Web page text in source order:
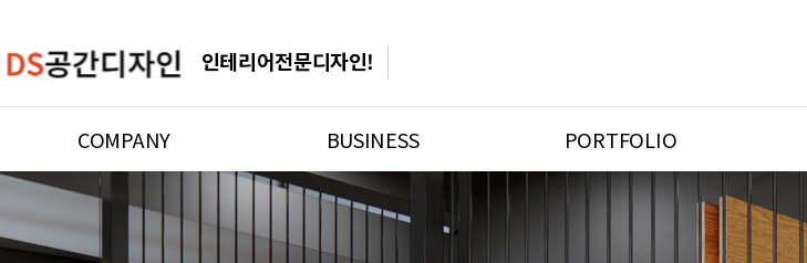
인테리어는 DS공간디자인으로
COMPANY
연혁
BUSINESS
사업영역
DESIGN INFO
PORTFOLIO